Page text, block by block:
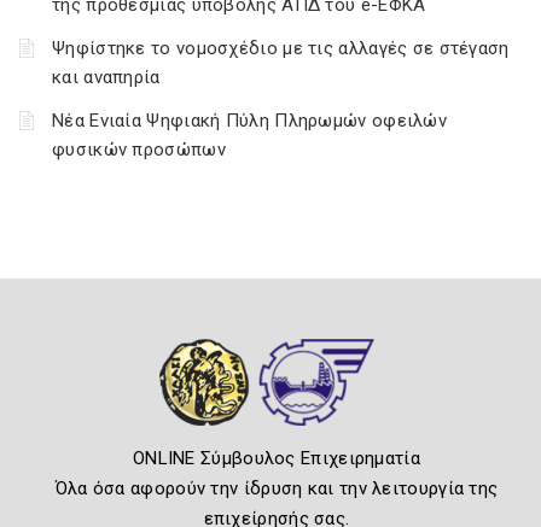
της προθεσμίας υποβολής ΑΠΔ του e-ΕΦΚΑ
Ψηφίστηκε το νομοσχέδιο με τις αλλαγές σε στέγαση
και αναπηρία
Νέα Ενιαία Ψηφιακή Πύλη Πληρωμών οφειλών
φυσικών προσώπων
ONLINE Σύμβουλος Επιχειρηματία
Όλα όσα αφορούν την ίδρυση και την λειτουργία της
επιχείρησής σας.